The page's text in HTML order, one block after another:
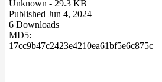
Unknown - 29.3 KB
Published Jun 4, 2024
6 Downloads
MD5:
17cc9b47c2423e4210ea61bf5e6c875c